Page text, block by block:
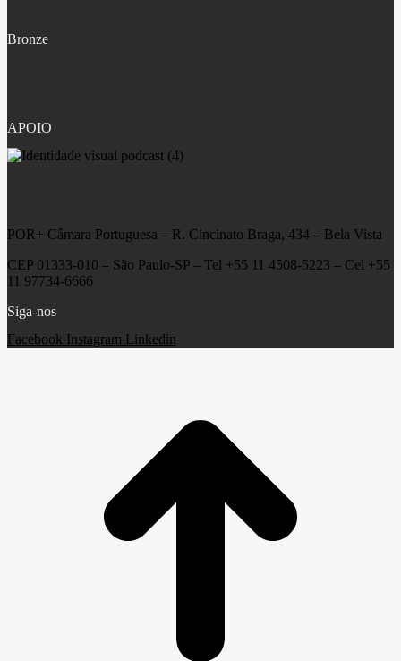
Bronze
APOIO
POR+ Câmara Portuguesa – R. Cincinato Braga, 434 – Bela Vista
CEP 01333-010 – São Paulo-SP – Tel +55 11 4508-5223 – Cel +55
11 97734-6666
Siga-nos
Facebook
Instagram Linkedin